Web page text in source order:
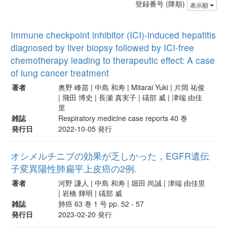
登録番号 (降順) 表示順
Immune checkpoint inhibitor (ICI)-induced hepatitis
diagnosed by liver biopsy followed by ICI-free
chemotherapy leading to therapeutic effect: A case
of lung cancer treatment
著者
奥野 峰苗 | 中島 和寿 | Mitarai Yuki | 片岡 祐俊
| 飛田 博史 | 長瀬 真実子 | 礒部 威 | 津端 由佳
里
雑誌
Respiratory medicine case reports 40 巻
発行日
2022-10-05 発行
オシメルチニブの効果が乏しかった，EGFR遺伝
子変異陽性肺扁平上皮癌の2例.
著者
河野 謙人 | 中島 和寿 | 堀田 尚誠 | 津端 由佳里
| 岩橋 輝明 | 礒部 威
雑誌
肺癌 63 巻 1 号 pp. 52 - 57
発行日
2023-02-20 発行